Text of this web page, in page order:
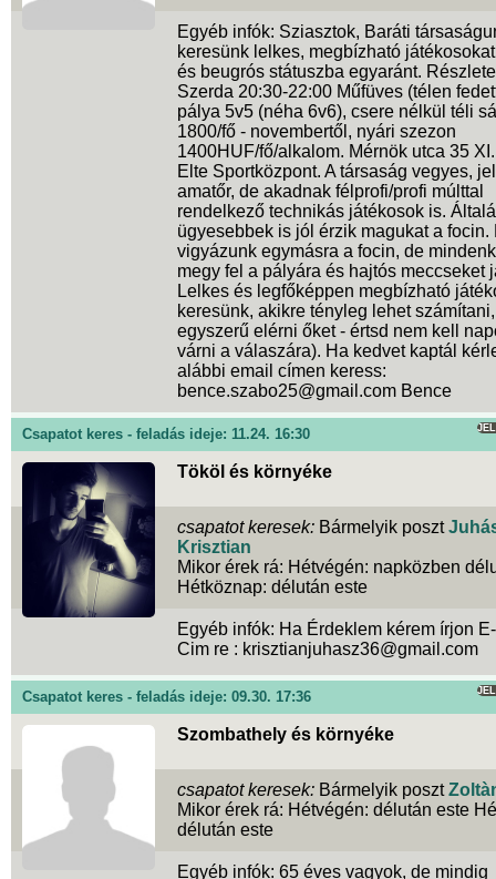
Egyéb infók: Sziasztok, Baráti
keresünk lelkes, megbízható
és beugrós státuszba egyaránt.
Szerda 20:30-22:00 Műfüves (télen
pálya 5v5 (néha 6v6), csere nélkül téli
1800/fő - novembertől, nyári szezon
1400HUF/fő/alkalom. Mérnök utca 35
Elte Sportközpont. A társaság vegyes,
amatőr, de akadnak félprofi/profi múlttal
rendelkező technikás játékosok is.
ügyesebbek is jól érzik magukat a focin.
vigyázunk egymásra a focin, de
megy fel a pályára és hajtós meccseket
Lelkes és legfőképpen megbízható
keresünk, akikre tényleg lehet
egyszerű elérni őket - értsd nem kell
várni a válaszára). Ha kedvet kaptál
alábbi email címen keress:
bence.szabo25@gmail.com Bence
Csapatot keres - feladás ideje: 11.24. 16:30
Tököl és környéke
csapatot keresek: Bármelyik poszt
Krisztian
Mikor érek rá: Hétvégén: napközben
Hétköznap: délután este
Egyéb infók: Ha Érdeklem kérem írjon
Cim re : krisztianjuhasz36@gmail.com
Csapatot keres - feladás ideje: 09.30. 17:36
Szombathely és környéke
csapatot keresek: Bármelyik poszt
Mikor érek rá: Hétvégén: délután este
délután este
Egyéb infók: 65 éves vagyok, de mindig